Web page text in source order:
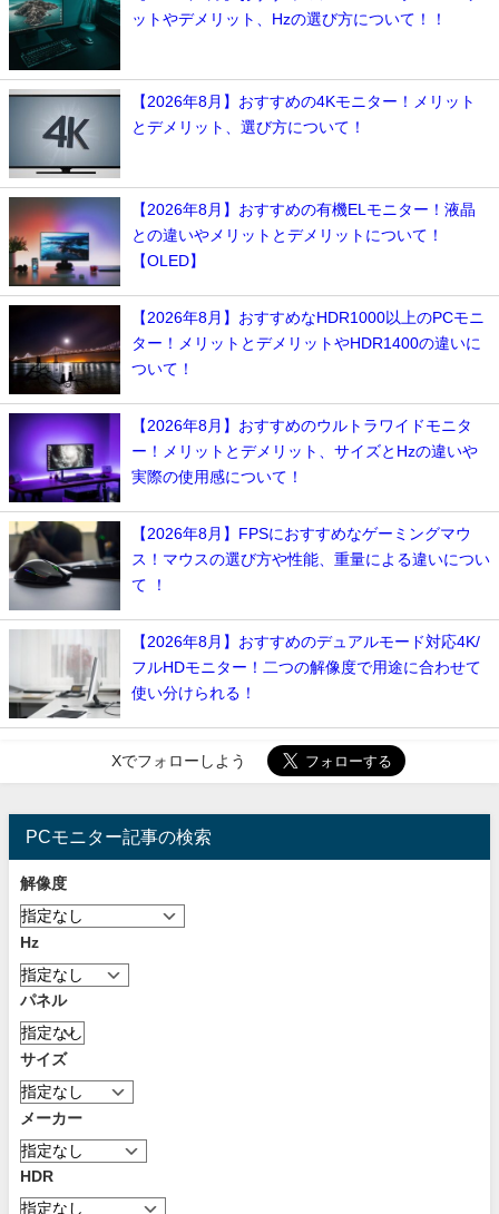
ットやデメリット、Hzの選び方について！！
【2026年8月】おすすめの4Kモニター！メリット
とデメリット、選び方について！
【2026年8月】おすすめの有機ELモニター！液晶
との違いやメリットとデメリットについて！
【OLED】
【2026年8月】おすすめなHDR1000以上のPCモニ
ター！メリットとデメリットやHDR1400の違いに
ついて！
【2026年8月】おすすめのウルトラワイドモニタ
ー！メリットとデメリット、サイズとHzの違いや
実際の使用感について！
【2026年8月】FPSにおすすめなゲーミングマウ
ス！マウスの選び方や性能、重量による違いについ
て ！
【2026年8月】おすすめのデュアルモード対応4K/
フルHDモニター！二つの解像度で用途に合わせて
使い分けられる！
Xでフォローしよう
PCモニター記事の検索
解像度
Hz
パネル
サイズ
メーカー
HDR